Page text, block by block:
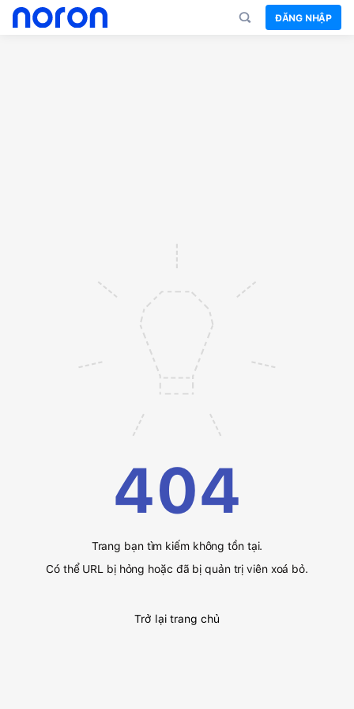
ĐĂNG NHẬP
404
Trang bạn tìm kiếm không tồn tại.
Có thể URL bị hỏng hoặc đã bị quản trị viên xoá bỏ.
Trở lại trang chủ